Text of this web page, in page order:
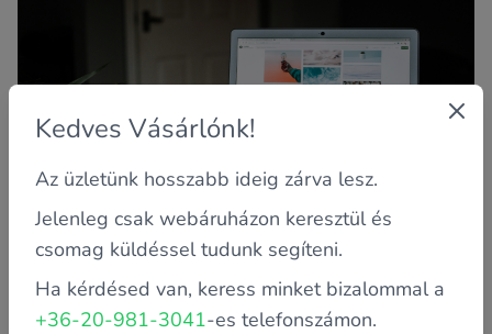
Kitört a DC aljzat! Mit tegyek?
A laptopok rengeteg előnnyel rendelkeznek az asztali
gépekkel szemben, ez köztudott. Azonban van egy
"hátrányuk" is. Bi...
Kedves Vásárlónk!
Az üzletünk hosszabb ideig zárva lesz.
Jelenleg csak webáruházon keresztül és
csomag küldéssel tudunk segíteni.
Ha kérdésed van, keress minket bizalommal a
+36-20-981-3041-es telefonszámon.